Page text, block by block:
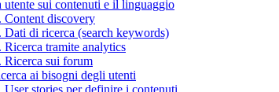
utente sui contenuti e il linguaggio
Content discovery
Dati di ricerca (search keywords)
Ricerca tramite analytics
Ricerca sui forum
ai bisogni degli utenti
User stories per definire i contenuti